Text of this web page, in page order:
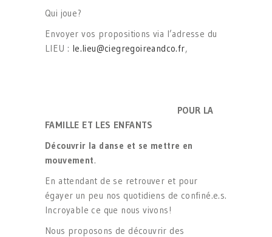
Qui joue?
Envoyer vos propositions via l’adresse du
LIEU : le.lieu@ciegregoireandco.fr,
POUR LA
FAMILLE ET LES ENFANTS
Découvrir la danse et se mettre en
mouvement.
En attendant de se retrouver et pour
égayer un peu nos quotidiens de confiné.e.s.
Incroyable ce que nous vivons!
Nous proposons de découvrir des